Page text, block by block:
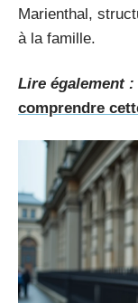
Marienthal,
à la famille.
Lire également :
comprendre